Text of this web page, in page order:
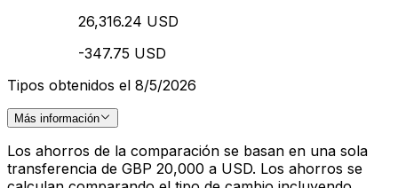
26,316.24 USD
-347.75 USD
Tipos obtenidos el 8/5/2026
Más información
Los ahorros de la comparación se basan en una sola
transferencia de GBP 20,000 a USD. Los ahorros se